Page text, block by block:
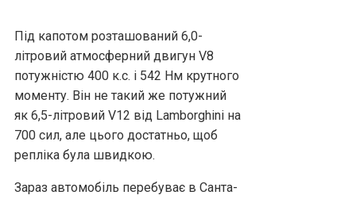
Під капотом розташований 6,0-
літровий атмосферний двигун V8
потужністю 400 к.с. і 542 Нм крутного
моменту. Він не такий же потужний
як 6,5-літровий V12 від Lamborghini на
700 сил, але цього достатньо, щоб
репліка була швидкою.
Зараз автомобіль перебуває в Санта-